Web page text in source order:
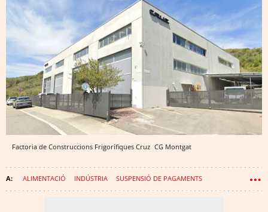
Factoria de Construccions Frigorífiques Cruz CG Montgat
ALIMENTACIÓ INDÚSTRIA SUSPENSIÓ DE PAGAMENTS